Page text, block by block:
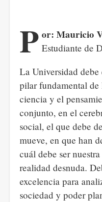
P or: Mauricio
Estudiante de
La Universidad
pilar fundamental
ciencia y el
conjunto, en el
social, el que debe
mueve, en que han
cuál debe ser
realidad desnuda.
excelencia para
sociedad y poder